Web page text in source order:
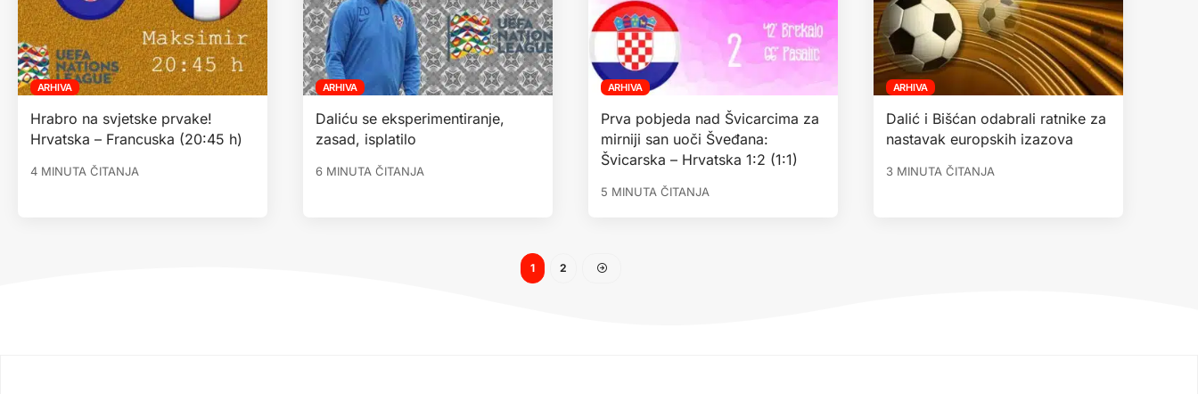
ARHIVA
Hrabro na svjetske prvake!
Hrvatska – Francuska (20:45 h)
4 MINUTA ČITANJA
ARHIVA
Daliću se eksperimentiranje,
zasad, isplatilo
6 MINUTA ČITANJA
ARHIVA
Prva pobjeda nad Švicarcima za
mirniji san uoči Šveđana:
Švicarska – Hrvatska 1:2 (1:1)
5 MINUTA ČITANJA
ARHIVA
Dalić i Bišćan odabrali ratnike za
nastavak europskih izazova
3 MINUTA ČITANJA
1 2